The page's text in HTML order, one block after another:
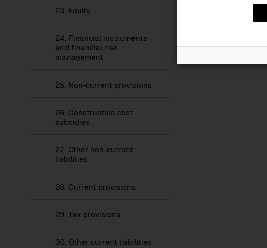
23. Equity
24. Financial instruments
and financial risk
management
25. Non-current provisions
26. Construction cost
subsidies
27. Other non-current
liabilities
28. Current provisions
29. Tax provisions
30. Other current liabilities